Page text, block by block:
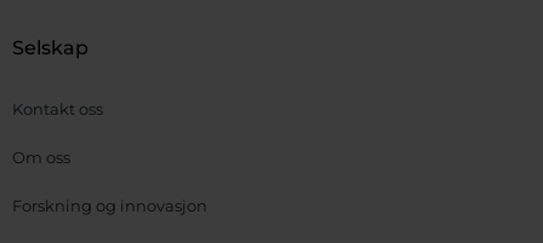
Selskap
Kontakt oss
Om oss
Forskning og innovasjon